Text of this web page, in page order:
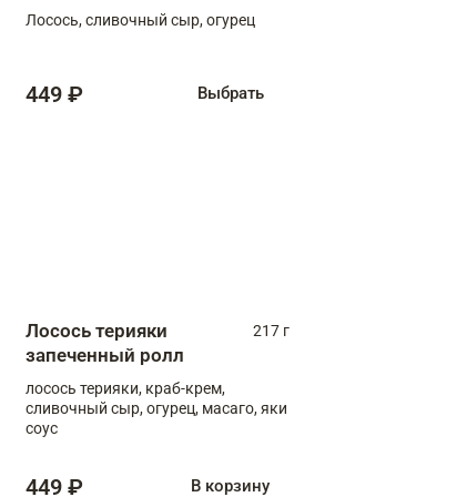
Лосось, сливочный сыр, огурец
449 ₽ Выбрать
Лосось терияки
запеченный ролл
217 г
лосось терияки, краб-крем,
сливочный сыр, огурец, масаго, яки
соус
449 ₽ В корзину